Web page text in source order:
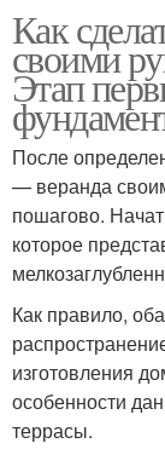
Как
своими
Этап
После
— веранда
пошагово.
которое
Как правило,
изготовления
особенности
террасы.